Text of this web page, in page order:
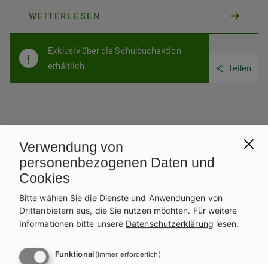
Bücherregal zugeordnet.
WEITERLESEN
Exklusiv über die Schulbuchaktion
erhältlich.
Teilen
Schulbuchreihe
Verwendung von
personenbezogenen Daten und
Cookies
Bitte wählen Sie die Dienste und Anwendungen von
Drittanbietern aus, die Sie nutzen möchten. Für weitere
Informationen bitte unsere Datenschutzerklärung lesen.
Funktional (immer erforderlich)